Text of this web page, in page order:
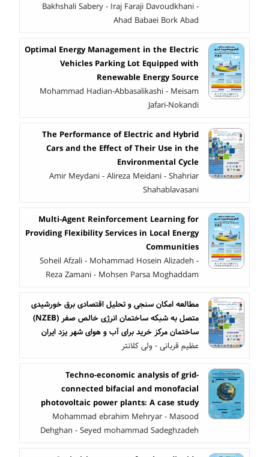
Bakhshali Sabery - Iraj Faraji Davoudkhani -
Ahad Babaei Bork Abad
Optimal Energy Management in the Electric
Vehicles Parking Lot Equipped with
Renewable Energy Source
Mohammad Hadian-Abbasalikashi - Meisam
Jafari-Nokandi
The Performance of Electric and Hybrid
Cars and the Effect of Their Use in the
Environmental Cycle
Amir Meydani - Alireza Meidani - Shahriar
Shahablavasani
Multi-Agent Reinforcement Learning for
Providing Flexibility Services in Local Energy
Communities
Soheil Afzali - Mohammad Hosein Alizadeh -
Reza Zamani - Mohsen Parsa Moghaddam
مطالعه امکان سنجی و تحلیل اقتصادی برق خورشیدی
متصل به شبکه ساختمان انرژی خالص صفر (NZEB)
ساختمان مرکز خرید برای آب و هوای شهر یزد ایران
عظیم قربانی - ولی کلانتر
Techno-economic analysis of grid-
connected bifacial and monofacial
photovoltaic power plants: A case study
Mohammad ebrahim Mehryar - Masood
Dehghan - Seyed mohammad Sadeghzadeh